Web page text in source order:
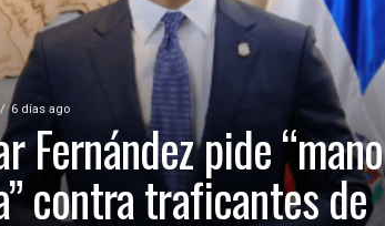
6 días ago
Fernández pide “mano
contra traficantes de